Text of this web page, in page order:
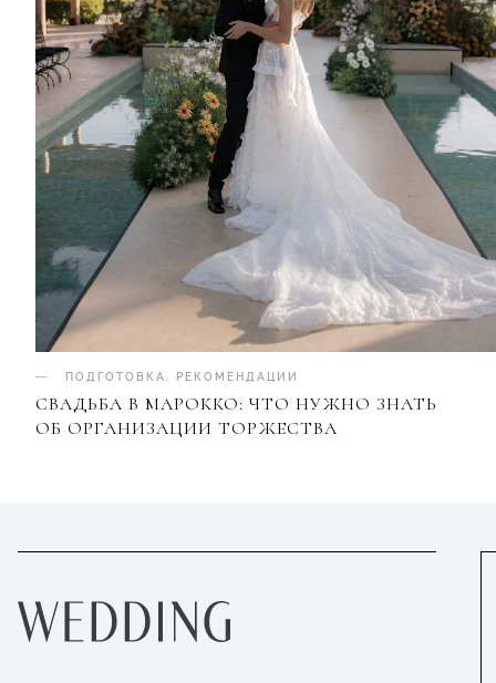
ПОДГОТОВКА РЕКОМЕНДАЦИИ
СВАДЬБА В МАРОККО: ЧТО НУЖНО ЗНАТЬ
ОБ ОРГАНИЗАЦИИ ТОРЖЕСТВА